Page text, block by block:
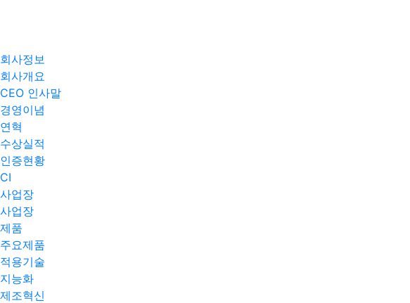
회사정보
회사개요
CEO 인사말
경영이념
연혁
수상실적
인증현황
CI
사업장
사업장
제품
주요제품​
적용기술
지능화
제조혁신